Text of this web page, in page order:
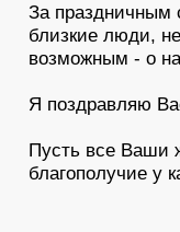
За праздничным
близкие люди,
возможным - о
Я поздравляю
Пусть все Ваши
благополучие у